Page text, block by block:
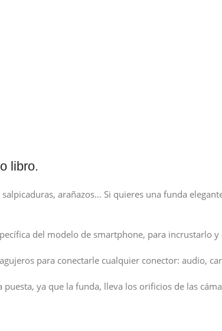
libro.
arañazos… Si quieres una funda
del modelo de smartphone, para incrustarlo
para conectarle cualquier conector: audio,
ya que la funda, lleva los orificios de las